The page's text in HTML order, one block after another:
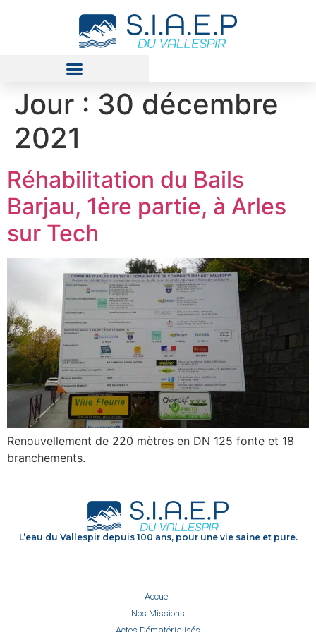
Jour : 30 décembre
2021
Réhabilitation du Bails
Barjau, 1ère partie, à Arles
sur Tech
Renouvellement de 220 mètres en DN 125 fonte et 18
branchements.
L’eau du Vallespir depuis 100 ans, pour une vie saine et pure.
Accueil
Nos Missions